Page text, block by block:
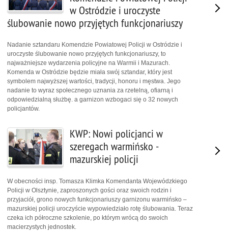
w Ostródzie i uroczyste
ślubowanie nowo przyjętych funkcjonariuszy
Nadanie sztandaru Komendzie Powiatowej Policji w Ostródzie i
uroczyste ślubowanie nowo przyjętych funkcjonariuszy, to
najważniejsze wydarzenia policyjne na Warmii i Mazurach.
Komenda w Ostródzie będzie miała swój sztandar, który jest
symbolem najwyższej wartości, tradycji, honoru i męstwa. Jego
nadanie to wyraz społecznego uznania za rzetelną, ofiarną i
odpowiedzialną służbę. a garnizon wzbogaci się o 32 nowych
policjantów.
KWP: Nowi policjanci w
szeregach warmińsko -
mazurskiej policji
W obecności insp. Tomasza Klimka Komendanta Wojewódzkiego
Policji w Olsztynie, zaproszonych gości oraz swoich rodzin i
przyjaciół, grono nowych funkcjonariuszy garnizonu warmińsko –
mazurskiej policji uroczyście wypowiedziało rotę ślubowania. Teraz
czeka ich półroczne szkolenie, po którym wrócą do swoich
macierzystych jednostek.